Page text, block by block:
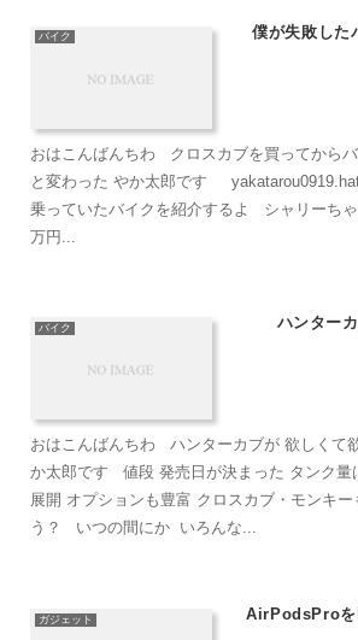
バイク 僕が失敗した
おはこんばんちわ クロスカブを買ってから
と変わった やか太郎です
乗っていたバイクを紹介するよ シャリーち
万円...
バイク ハンター
おはこんばんちわ ハンターカブが 欲しくて
か太郎です 値段 発売日が決まった タンク量
展開 オプションも豊富 クロスカブ・モンキ
う？ いつの間にか いろんな...
ガジェット AirPodsProを